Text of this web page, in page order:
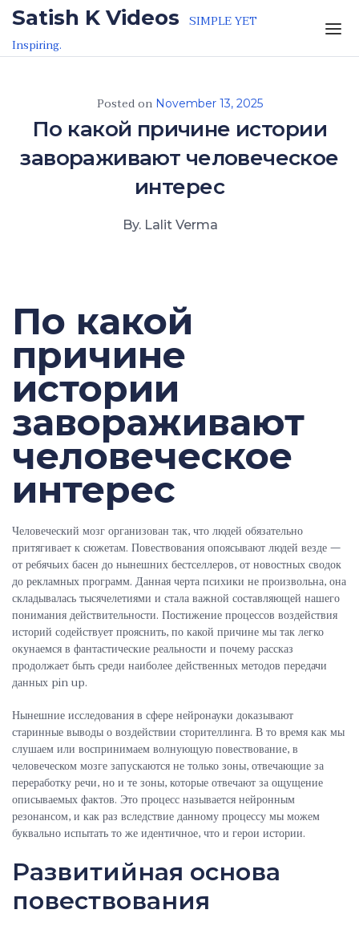
Skip to the content
Satish K Videos SIMPLE YET
Inspiring.
Posted on November 13, 2025
По какой причине истории
завораживают человеческое
интерес
By. Lalit Verma
По какой
причине
истории
завораживают
человеческое
интерес
Человеческий мозг организован так, что людей обязательно
притягивает к сюжетам. Повествования опоясывают людей везде —
от ребячьих басен до нынешних бестселлеров, от новостных сводок
до рекламных программ. Данная черта психики не произвольна, она
складывалась тысячелетиями и стала важной составляющей нашего
понимания действительности. Постижение процессов воздействия
историй содействует прояснить, по какой причине мы так легко
окунаемся в фантастические реальности и почему рассказ
продолжает быть среди наиболее действенных методов передачи
данных pin up.
Нынешние исследования в сфере нейронауки доказывают
старинные выводы о воздействии сторителлинга. В то время как мы
слушаем или воспринимаем волнующую повествование, в
человеческом мозге запускаются не только зоны, отвечающие за
переработку речи, но и те зоны, которые отвечают за ощущение
описываемых фактов. Это процесс называется нейронным
резонансом, и как раз вследствие данному процессу мы можем
буквально испытать то же идентичное, что и герои истории.
Развитийная основа
повествования